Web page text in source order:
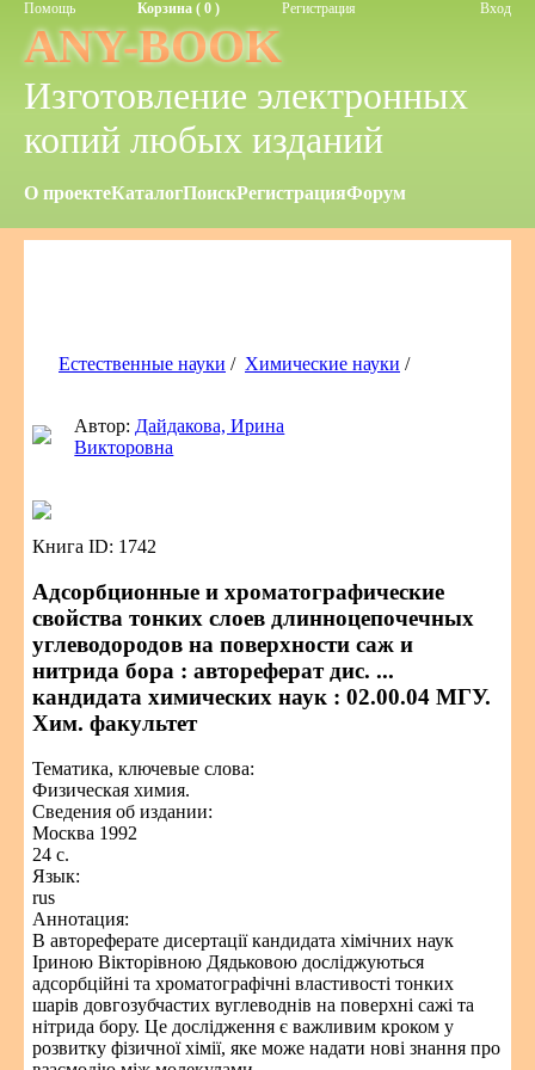
Помощь Корзина ( 0 ) Регистрация Вход
ANY-BOOK
Изготовление электронных
копий любых изданий
О проектеКаталогПоискРегистрацияФорум
Естественные науки / Химические науки /
Автор: Дайдакова, Ирина
Викторовна
Книга ID: 1742
Адсорбционные и хроматографические
свойства тонких слоев длинноцепочечных
углеводородов на поверхности саж и
нитрида бора : автореферат дис. ...
кандидата химических наук : 02.00.04 МГУ.
Хим. факультет
Тематика, ключевые слова:
Физическая химия.
Сведения об издании:
Москва 1992
24 с.
Язык:
rus
Аннотация:
В автореферате дисертації кандидата хімічних наук
Іриною Вікторівною Дядьковою досліджуються
адсорбційні та хроматографічні властивості тонких
шарів довгозубчастих вуглеводнів на поверхні сажі та
нітрида бору. Це дослідження є важливим кроком у
розвитку фізичної хімії, яке може надати нові знання про